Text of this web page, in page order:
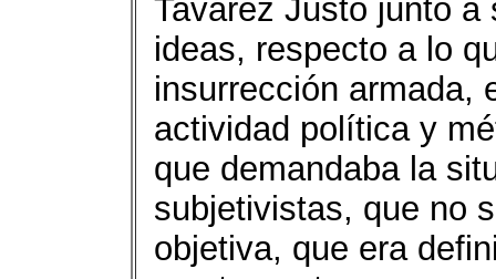
Tavárez Justo junto
ideas, respecto a lo
insurrección armada,
actividad política y
que demandaba la
subjetivistas, que no
objetiva, que era